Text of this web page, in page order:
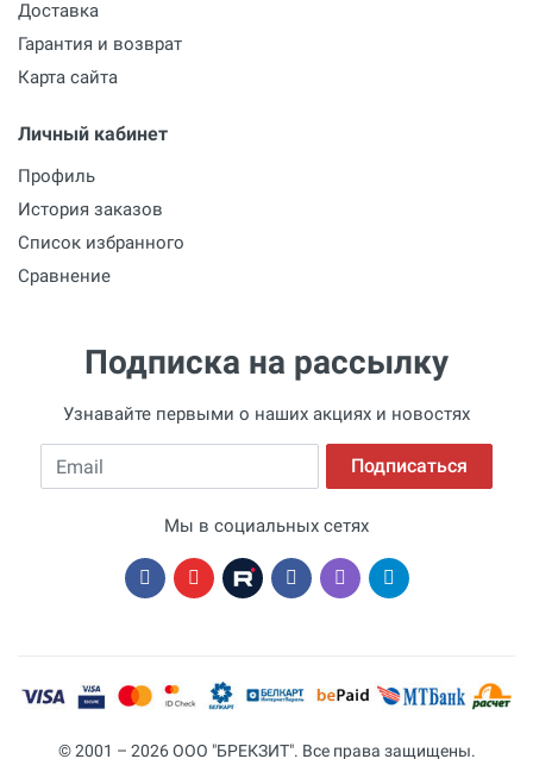
Доставка
Гарантия и возврат
Карта сайта
Личный кабинет
Профиль
История заказов
Список избранного
Сравнение
Подписка на рассылку
Узнавайте первыми о наших акциях и новостях
Email Подписаться
Мы в социальных сетях
© 2001 – 2026 ООО "БРЕКЗИТ". Все права защищены.